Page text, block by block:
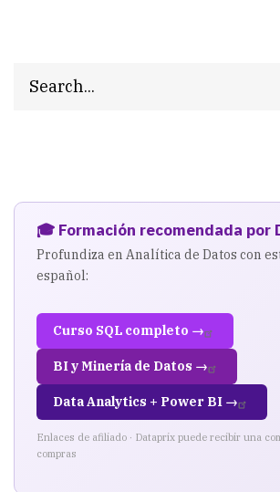
🎓 Formación recomendada por
Profundiza en Analítica de Datos con
español:
Curso SQL completo →
BI y Minería de Datos →
Data Analytics + Power BI →
Enlaces de afiliado · Dataprix puede recibir una
compras